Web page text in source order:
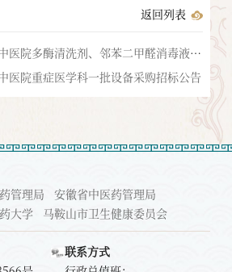
返回列表
医院多酶清洗剂、邻苯二甲醛消毒液等
标公告
医院重症医学科一批设备采购招标公告
管理局
安徽省中医药管理局
大学
马鞍山市卫生健康委员会
联系方式